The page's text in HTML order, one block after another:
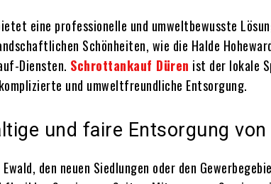
eine professionelle und umweltbewusste
Schönheiten, wie die Halde
Diensten. Schrottankauf Düren ist der lokale
und umweltfreundliche Entsorgung.
und faire Entsorgung
den neuen Siedlungen oder den